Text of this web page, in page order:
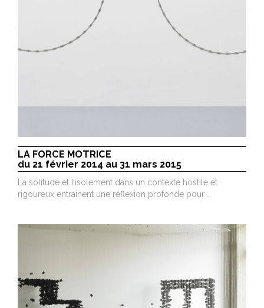
LA FORCE MOTRICE
du 21 février 2014 au 31 mars 2015
La solitude et l’isolement dans un contexte hostile et
rigoureux entrainent une réflexion profonde pour …